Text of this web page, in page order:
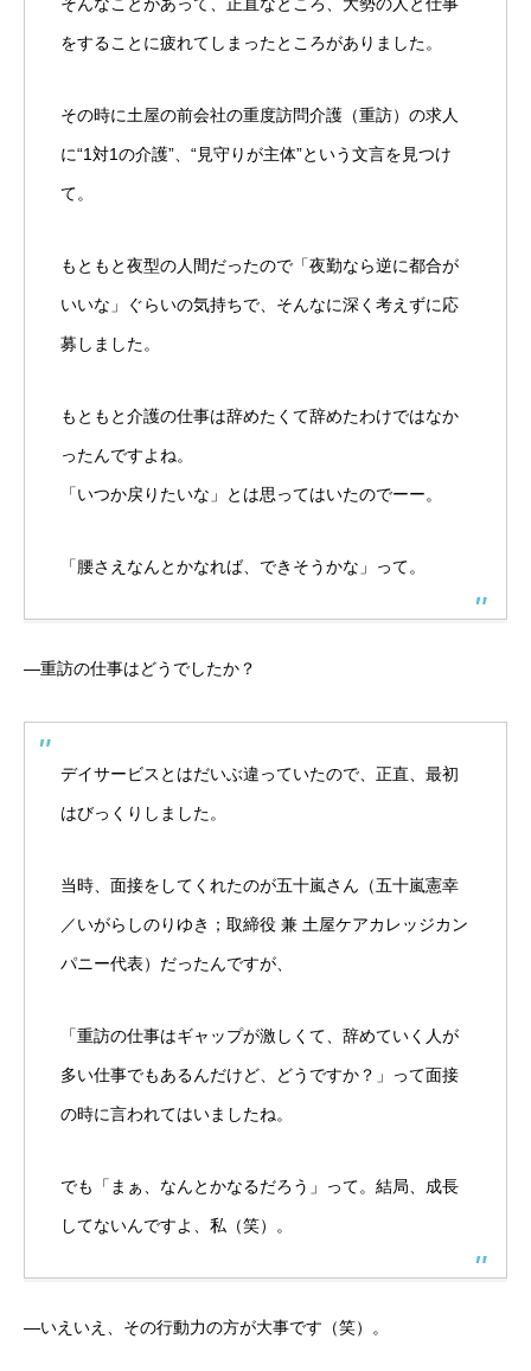
をすることに疲れてしまったところがありました。
その時に土屋の前会社の重度訪問介護（重訪）の求人
に“1対1の介護”、“見守りが主体”という文言を見つけ
て。
もともと夜型の人間だったので「夜勤なら逆に都合が
いいな」ぐらいの気持ちで、そんなに深く考えずに応
募しました。
もともと介護の仕事は辞めたくて辞めたわけではなか
ったんですよね。
「いつか戻りたいな」とは思ってはいたのでーー。
「腰さえなんとかなれば、できそうかな」って。
―重訪の仕事はどうでしたか？
デイサービスとはだいぶ違っていたので、正直、最初
はびっくりしました。
当時、面接をしてくれたのが五十嵐さん（五十嵐憲幸
／いがらしのりゆき；取締役 兼 土屋ケアカレッジカン
パニー代表）だったんですが、
「重訪の仕事はギャップが激しくて、辞めていく人が
多い仕事でもあるんだけど、どうですか？」って面接
の時に言われてはいましたね。
でも「まぁ、なんとかなるだろう」って。結局、成長
してないんですよ、私（笑）。
―いえいえ、その行動力の方が大事です（笑）。